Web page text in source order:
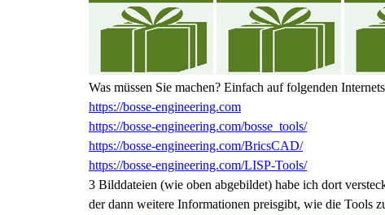
Was müssen Sie machen? Einfach auf folgenden
https://bosse-engineering.com
https://bosse-engineering.com/bosse_tools/
https://bosse-engineering.com/BricsCAD/
https://bosse-engineering.com/LISP-Tools/
3 Bilddateien (wie oben abgebildet) habe ich dort
der dann weitere Informationen preisgibt, wie die Tools